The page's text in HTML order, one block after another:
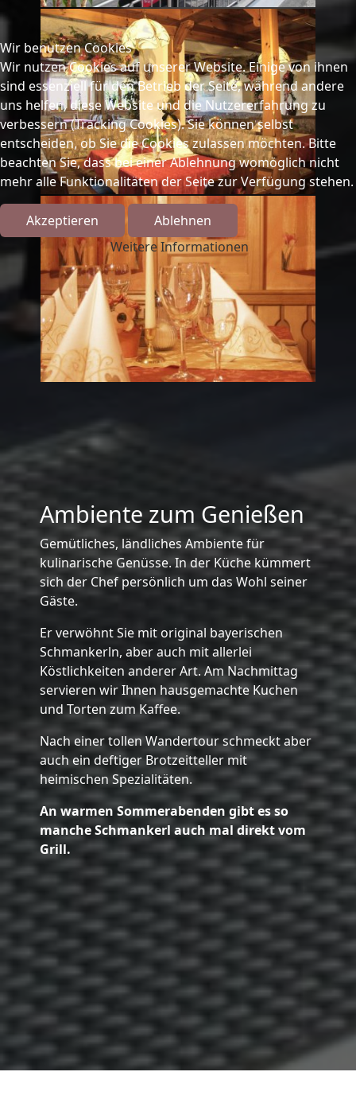
Ambiente zum Genießen
Gemütliches, ländliches Ambiente für
kulinarische Genüsse. In der Küche kümmert
sich der Chef persönlich um das Wohl seiner
Gäste.
Er verwöhnt Sie mit original bayerischen
Schmankerln, aber auch mit allerlei
Köstlichkeiten anderer Art. Am Nachmittag
servieren wir Ihnen hausgemachte Kuchen
und Torten zum Kaffee.
Nach einer tollen Wandertour schmeckt aber
auch ein deftiger Brotzeitteller mit
heimischen Spezialitäten.
An warmen Sommerabenden gibt es so
manche Schmankerl auch mal direkt vom
Grill.
Wir benutzen Cookies
Wir nutzen Cookies auf unserer Website. Einige von ihnen
sind essenziell für den Betrieb der Seite, während andere
uns helfen, diese Website und die Nutzererfahrung zu
verbessern (Tracking Cookies). Sie können selbst
entscheiden, ob Sie die Cookies zulassen möchten. Bitte
beachten Sie, dass bei einer Ablehnung womöglich nicht
mehr alle Funktionalitäten der Seite zur Verfügung stehen.
Akzeptieren
Ablehnen
Weitere Informationen